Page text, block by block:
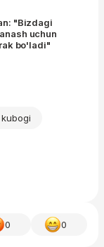
"Bizdagi
uchun
bo'ladi"
0 0